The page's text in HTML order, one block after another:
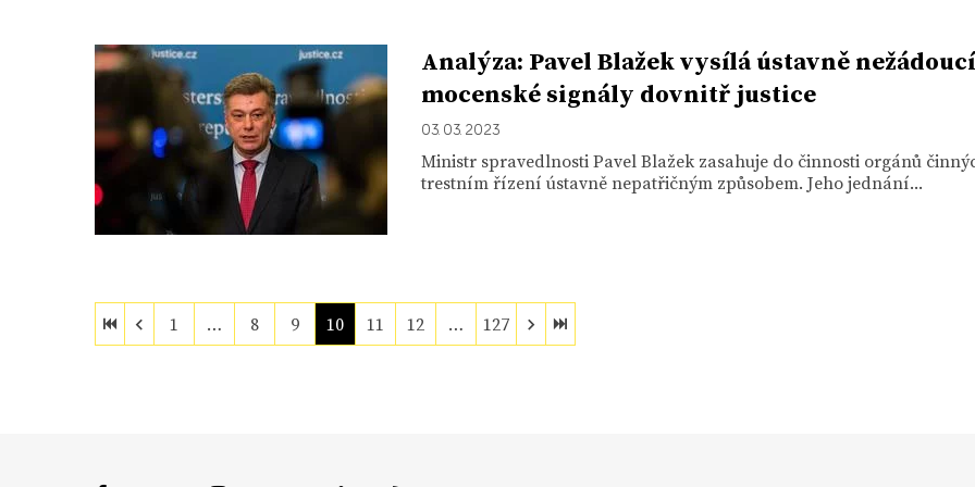
Analýza: Pavel Blažek vysílá ústavně nežádoucí
mocenské signály dovnitř justice
03. 03. 2023
Ministr spravedlnosti Pavel Blažek zasahuje do činnosti orgánů
trestním řízení ústavně nepatřičným způsobem. Jeho jednání...
1 … 8 9 10 11 12 … 127